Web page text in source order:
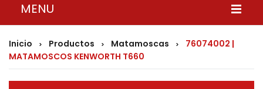
MENU
INICIO
QUIENES SOMOS
Inicio > Productos > Matamoscas >
76074002 |
MATAMOSCOS KENWORTH T660